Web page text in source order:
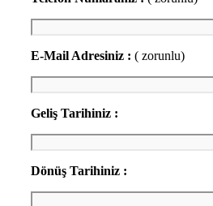
E-Mail Adresiniz : ( zorunlu)
Geliş Tarihiniz :
Dönüş Tarihiniz :